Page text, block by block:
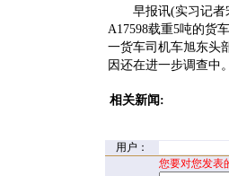
早报讯(实习记者宋
A17598载重5吨的货
一货车司机车旭东头
因还在进一步调查中。
相关新闻:
用户：
您要对您发表